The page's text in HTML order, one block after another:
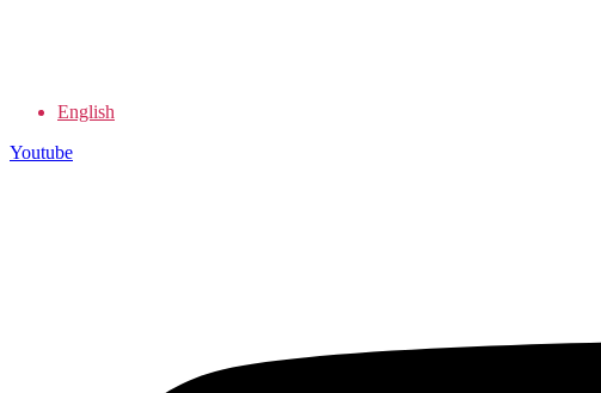
English
Youtube